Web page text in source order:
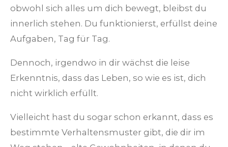
obwohl sich alles um dich bewegt, bleibst du
innerlich stehen. Du funktionierst, erfüllst deine
Aufgaben, Tag für Tag.
Dennoch, irgendwo in dir wächst die leise
Erkenntnis, dass das Leben, so wie es ist, dich
nicht wirklich erfüllt.
Vielleicht hast du sogar schon erkannt, dass es
bestimmte Verhaltensmuster gibt, die dir im